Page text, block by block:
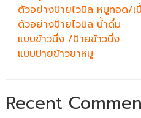
ตัวอย่างป้ายไวนิล หมูทอด/เ
ตัวอย่างป้ายไวนิล น้ำดื่ม
แบบข้าวนึ่ง /ป้ายข้าวนึ่ง
แบบป้ายข้าวขาหมู
Recent